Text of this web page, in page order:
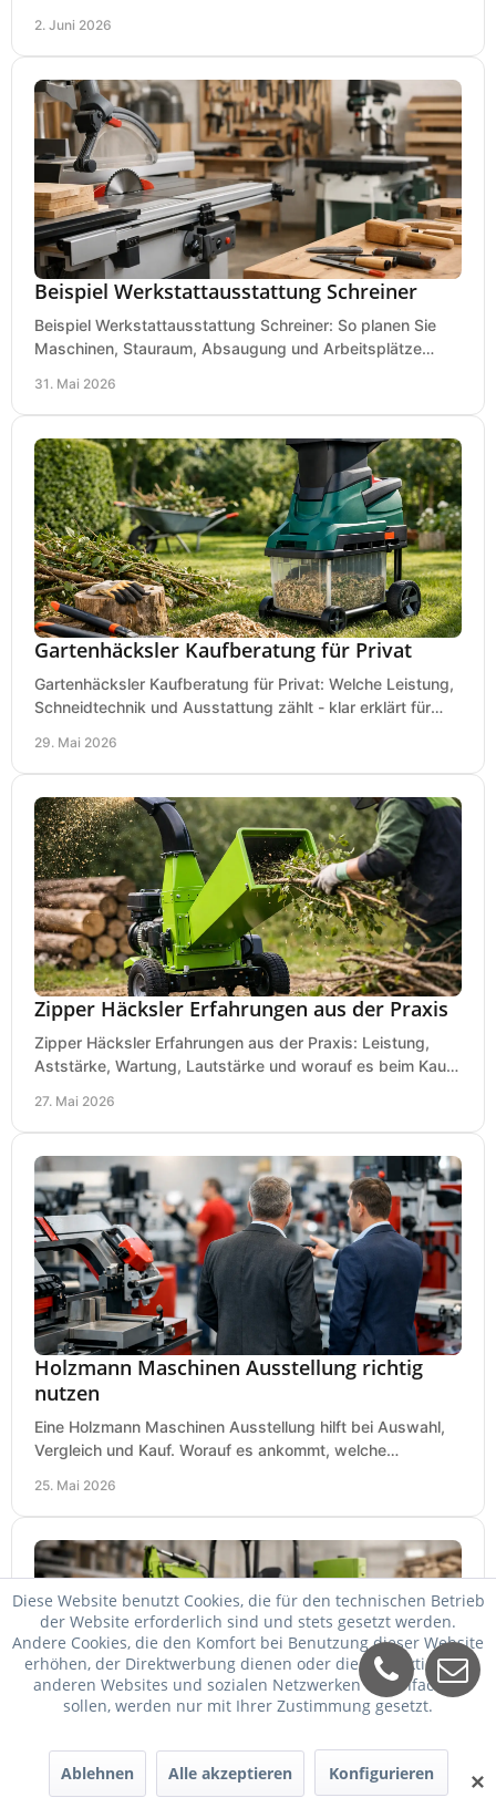
2. Juni 2026
Beispiel Werkstattausstattung Schreiner
Beispiel Werkstattausstattung Schreiner: So planen Sie
Maschinen, Stauraum, Absaugung und Arbeitsplätze
31. Mai 2026
Gartenhäcksler Kaufberatung für Privat
Gartenhäcksler Kaufberatung für Privat: Welche Leistung,
Schneidtechnik und Ausstattung zählt - klar erklärt für
29. Mai 2026
Zipper Häcksler Erfahrungen aus der Praxis
Zipper Häcksler Erfahrungen aus der Praxis: Leistung,
Aststärke, Wartung, Lautstärke und worauf es beim Kauf
27. Mai 2026
Holzmann Maschinen Ausstellung richtig
nutzen
Eine Holzmann Maschinen Ausstellung hilft bei Auswahl,
Vergleich und Kauf. Worauf es ankommt, welche
25. Mai 2026
Zipper Maschinen billiger kaufen
Zipper Maschinen billiger kaufen und trotzdem passend
✕
Diese Website benutzt Cookies, die für den technischen Betrieb
der Website erforderlich sind und stets gesetzt werden.
Andere Cookies, die den Komfort bei Benutzung dieser Website
erhöhen, der Direktwerbung dienen oder die Interaktion mit
anderen Websites und sozialen Netzwerken vereinfachen
sollen, werden nur mit Ihrer Zustimmung gesetzt.
Ablehnen Alle akzeptieren Konfigurieren